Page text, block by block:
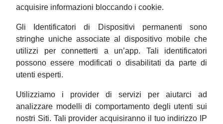
acquisire informazioni bloccando i cookie.
Gli Identificatori di Dispositivi permanenti sono
stringhe uniche associate al dispositivo mobile che
utilizzi per connetterti a un’app. Tali identificatori
possono essere modificati o disabilitati da parte di
utenti esperti.
Utilizziamo i provider di servizi per aiutarci ad
analizzare modelli di comportamento degli utenti sui
nostri Siti. Tali provider acquisiranno il tuo indirizzo IP